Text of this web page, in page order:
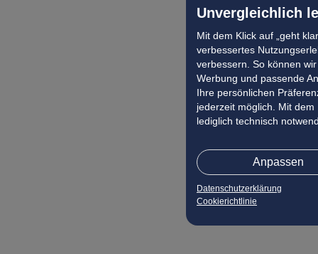
Unvergleichlich
Mit dem Klick auf „geht
verbessertes
verbessern. So können
Werbung und passende
Ihre persönlichen
jederzeit möglich. Mit dem
lediglich technisch
Anpassen
Datenschutzerklärung
Cookierichtlinie